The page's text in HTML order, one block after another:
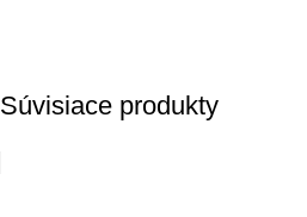
Súvisiace produkty